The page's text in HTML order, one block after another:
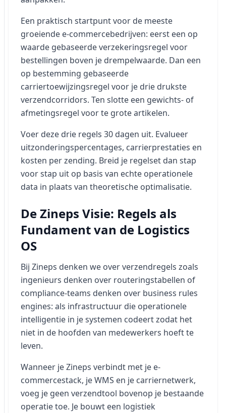
Een praktisch startpunt voor de meeste
groeiende e-commercebedrijven: eerst een op
waarde gebaseerde verzekeringsregel voor
bestellingen boven je drempelwaarde. Dan een
op bestemming gebaseerde
carriertoewijzingsregel voor je drie drukste
verzendcorridors. Ten slotte een gewichts- of
afmetingsregel voor te grote artikelen.
Voer deze drie regels 30 dagen uit. Evalueer
uitzonderingspercentages, carrierprestaties en
kosten per zending. Breid je regelset dan stap
voor stap uit op basis van echte operationele
data in plaats van theoretische optimalisatie.
De Zineps Visie: Regels als
Fundament van de Logistics
OS
Bij Zineps denken we over verzendregels zoals
ingenieurs denken over routeringstabellen of
compliance-teams denken over business rules
engines: als infrastructuur die operationele
intelligentie in je systemen codeert zodat het
niet in de hoofden van medewerkers hoeft te
leven.
Wanneer je Zineps verbindt met je e-
commercestack, je WMS en je carriernetwerk,
voeg je geen verzendtool bovenop je bestaande
operatie toe. Je bouwt een logistiek